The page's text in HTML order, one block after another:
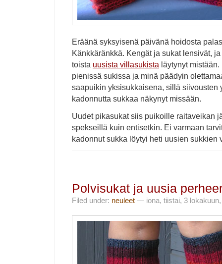
Eräänä syksyisenä päivänä hoidosta
Känkkäränkkä. Kengät ja sukat lensivät,
toista uusista villasukista läytynyt
pienissä sukissa ja minä päädyin
saapuikin yksisukkaisena, sillä siivousten
kadonnutta sukkaa näkynyt missään.
Uudet pikasukat siis puikoille raitaveikan
spekseillä kuin entisetkin. Ei varmaan
kadonnut sukka löytyi heti uusien sukkien
Polvisukat ja uusia
Filed under: neuleet — iona, tiistai, 3